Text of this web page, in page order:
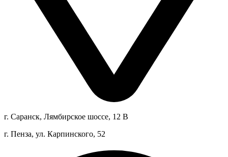
г. Саранск, Лямбирское шоссе, 12 В
г. Пенза, ул. Карпинского, 52